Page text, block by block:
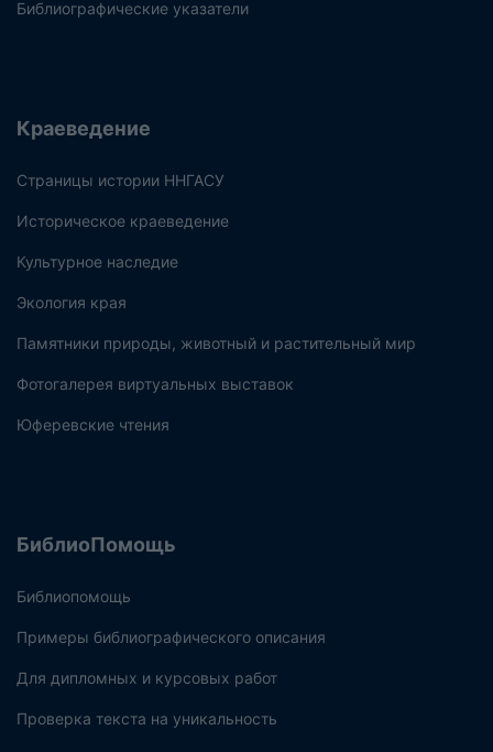
Библиографические указатели
Краеведение
Страницы истории ННГАСУ
Историческое краеведение
Культурное наследие
Экология края
Памятники природы, животный и растительный мир
Фотогалерея виртуальных выставок
Юферевские чтения
БиблиоПомощь
Библиопомощь
Примеры библиографического описания
Для дипломных и курсовых работ
Проверка текста на уникальность